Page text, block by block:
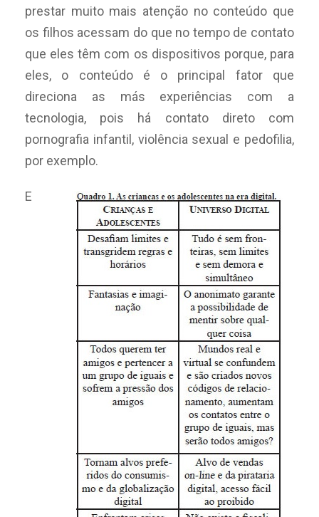
prestar muito mais atenção no conteúdo que
os filhos acessam do que no tempo de contato
que eles têm com os dispositivos porque, para
eles, o conteúdo é o principal fator que
direciona as más experiências com a
tecnologia, pois há contato direto com
pornografia infantil, violência sexual e pedofilia,
por exemplo.
E